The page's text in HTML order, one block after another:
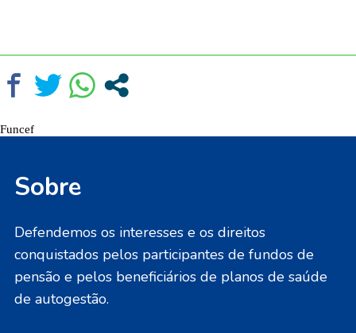
Funcef
Sobre
Defendemos os interesses e os direitos
conquistados pelos participantes de fundos de
pensão e pelos beneficiários de planos de saúde
de autogestão.